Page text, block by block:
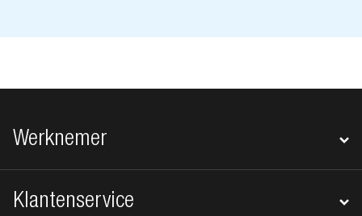
Footer navigatie
Werknemer
Klantenservice